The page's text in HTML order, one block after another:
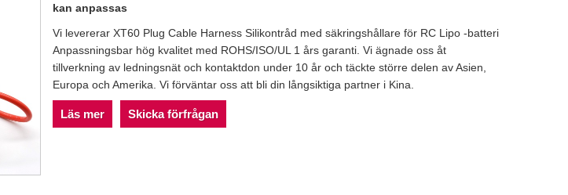
kan anpassas
Vi levererar XT60 Plug Cable Harness Silikontråd med säkringshållare för RC Lipo -batteri
Anpassningsbar hög kvalitet med ROHS/ISO/UL 1 års garanti. Vi ägnade oss åt
tillverkning av ledningsnät och kontaktdon under 10 år och täckte större delen av Asien,
Europa och Amerika. Vi förväntar oss att bli din långsiktiga partner i Kina.
Läs mer Skicka förfrågan